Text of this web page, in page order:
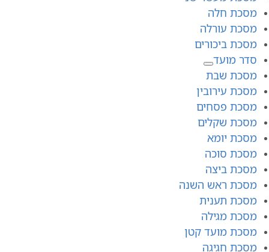
מסכת חלה
מסכת עורלה
מסכת ביכורים
סדר מועד
מסכת שבת
מסכת עירובין
מסכת פסחים
מסכת שקלים
מסכת יומא
מסכת סוכה
מסכת ביצה
מסכת ראש השנה
מסכת תענית
מסכת מגילה
מסכת מועד קטן
מסכת חגיגה